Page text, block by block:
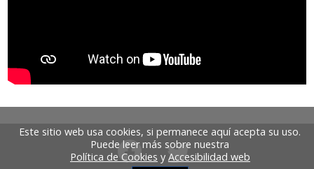
Este sitio web usa cookies, si permanece aquí acepta su uso.
Puede leer más sobre nuestra
Política de Cookies y Accesibilidad web